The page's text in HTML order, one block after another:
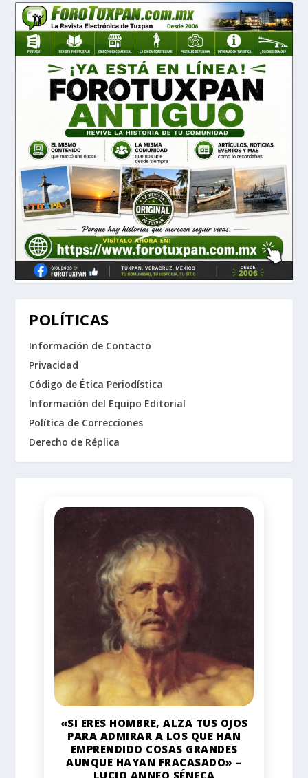
POLÍTICAS
Información de Contacto
Privacidad
Código de Ética Periodística
Información del Equipo Editorial
Política de Correcciones
Derecho de Réplica
«SI ERES HOMBRE, ALZA TUS OJOS
PARA ADMIRAR A LOS QUE HAN
EMPRENDIDO COSAS GRANDES
AUNQUE HAYAN FRACASADO» –
LUCIO ANNEO SÉNECA